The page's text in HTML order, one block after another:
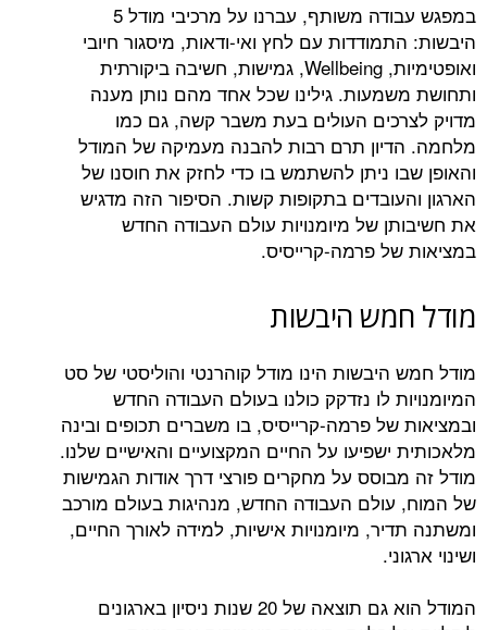
במפגש עבודה משותף, עברנו על מרכיבי מודל 5
היבשות: התמודדות עם לחץ ואי-ודאות, מיסגור חיובי
ואופטימיות, Wellbeing, גמישות, חשיבה ביקורתית
ותחושת משמעות. גילינו שכל אחד מהם נותן מענה
מדויק לצרכים העולים בעת משבר קשה, גם כמו
מלחמה. הדיון תרם רבות להבנה מעמיקה של המודל
והאופן שבו ניתן להשתמש בו כדי לחזק את חוסנו של
הארגון והעובדים בתקופות קשות. הסיפור הזה מדגיש
את חשיבותן של מיומנויות עולם העבודה החדש
במציאות של פרמה-קרייסיס.
מודל חמש היבשות
מודל חמש היבשות הינו מודל קוהרנטי והוליסטי של סט
המיומנויות לו נזדקק כולנו בעולם העבודה החדש
ובמציאות של פרמה-קרייסיס, בו משברים תכופים ובינה
מלאכותית ישפיעו על החיים המקצועיים והאישיים שלנו.
מודל זה מבוסס על מחקרים פורצי דרך אודות הגמישות
של המוח, עולם העבודה החדש, מנהיגות בעולם מורכב
ומשתנה תדיר, מיומנויות אישיות, למידה לאורך החיים,
ושינוי ארגוני.
​המודל הוא גם תוצאה של 20 שנות ניסיון בארגונים